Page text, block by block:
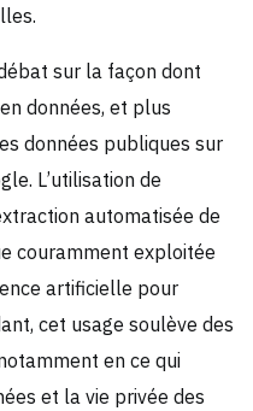
sur la façon dont
données, et plus
données publiques sur
L’utilisation de
automatisée de
couramment exploitée
artificielle pour
cet usage soulève des
en ce qui
et la vie privée des